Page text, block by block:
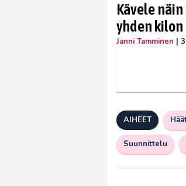
Kävele
yhden kilon
Janni Tamminen |
AIHEET
Suunnittelu